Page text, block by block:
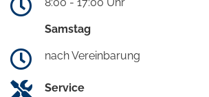
Samstag
nach Vereinbarung
Service